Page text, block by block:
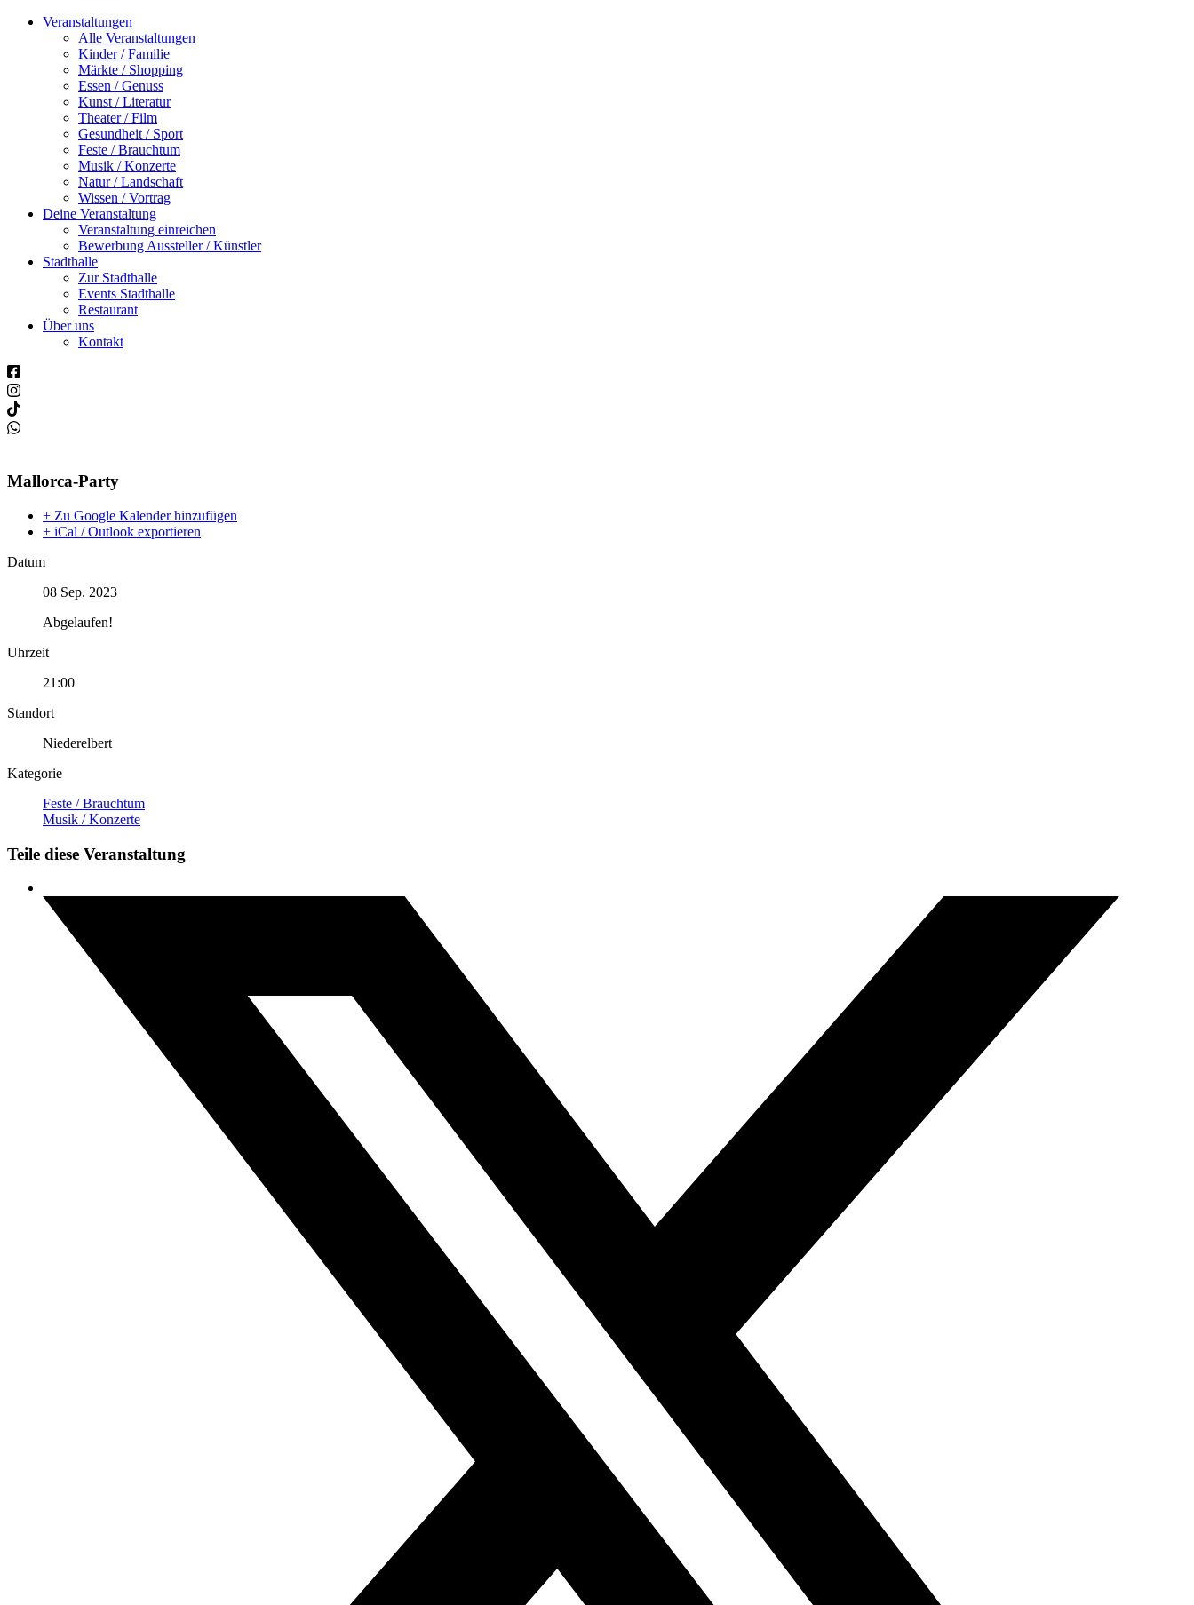
Veranstaltungen
Alle Veranstaltungen
Kinder / Familie
Märkte / Shopping
Essen / Genuss
Kunst / Literatur
Theater / Film
Gesundheit / Sport
Feste / Brauchtum
Musik / Konzerte
Natur / Landschaft
Wissen / Vortrag
Deine Veranstaltung
Veranstaltung einreichen
Bewerbung Aussteller / Künstler
Stadthalle
Zur Stadthalle
Events Stadthalle
Restaurant
Über uns
Kontakt
Mallorca-Party
+ Zu Google Kalender hinzufügen
+ iCal / Outlook exportieren
Datum
08 Sep. 2023
Abgelaufen!
Uhrzeit
21:00
Standort
Niederelbert
Kategorie
Feste / Brauchtum
Musik / Konzerte
Teile diese Veranstaltung